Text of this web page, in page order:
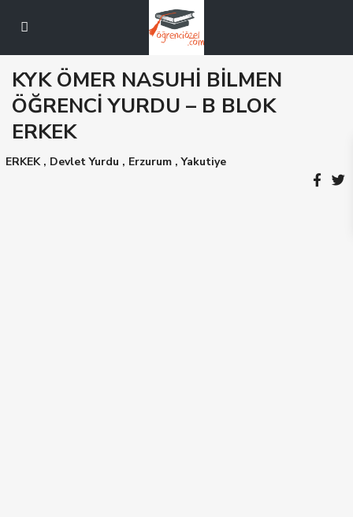
KYK ÖMER NASUHİ BİLMEN
ÖĞRENCİ YURDU – B BLOK
ERKEK
ERKEK, Devlet Yurdu , Erzurum ,Yakutiye